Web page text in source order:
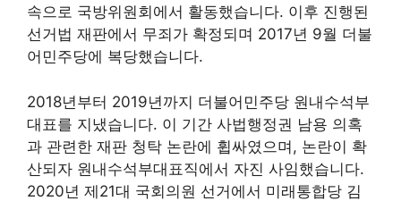
속으로 국방위원회에서 활동했습니다. 이후 진행된
선거법 재판에서 무죄가 확정되며 2017년 9월 더불
어민주당에 복당했습니다.
2018년부터 2019년까지 더불어민주당 원내수석부
대표를 지냈습니다. 이 기간 사법행정권 남용 의혹
과 관련한 재판 청탁 논란에 휩싸였으며, 논란이 확
산되자 원내수석부대표직에서 자진 사임했습니다.
2020년 제21대 국회의원 선거에서 미래통합당 김